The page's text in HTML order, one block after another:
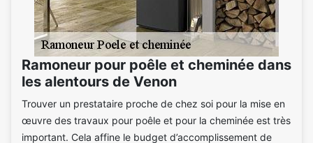
Ramoneur pour poêle et cheminée dans
les alentours de Venon
Trouver un prestataire proche de chez soi pour la mise en
œuvre des travaux pour poêle et pour la cheminée est très
important. Cela affine le budget d’accomplissement de